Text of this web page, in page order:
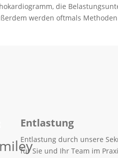
die
werden oftmals
Entlastung
Entlastung durch unsere
für Sie und Ihr Team im